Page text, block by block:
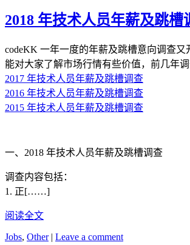
2018 年技术人员年薪及跳槽
codeKK 一年一度的年薪及跳槽意向调查又
能对大家了解市场行情有些价值，前几年调
2017 年技术人员年薪及跳槽调查
2016 年技术人员年薪及跳槽调查
2015 年技术人员年薪及跳槽调查
一、2018 年技术人员年薪及跳槽调查
调查内容包括：
1. 正[……]
阅读全文
Jobs, Other | Leave a comment